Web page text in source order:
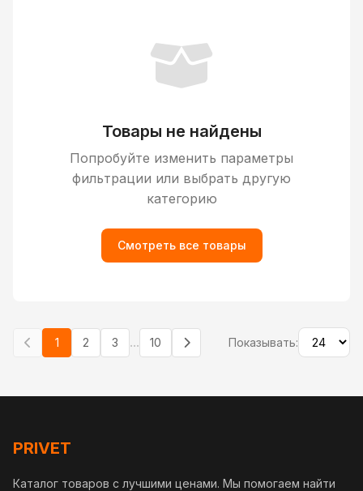
Товары не найдены
Попробуйте изменить параметры
фильтрации или выбрать другую
категорию
Смотреть все товары
1 2 3 ... 10 Показывать:
PRIVET
Каталог товаров с лучшими ценами. Мы помогаем найти